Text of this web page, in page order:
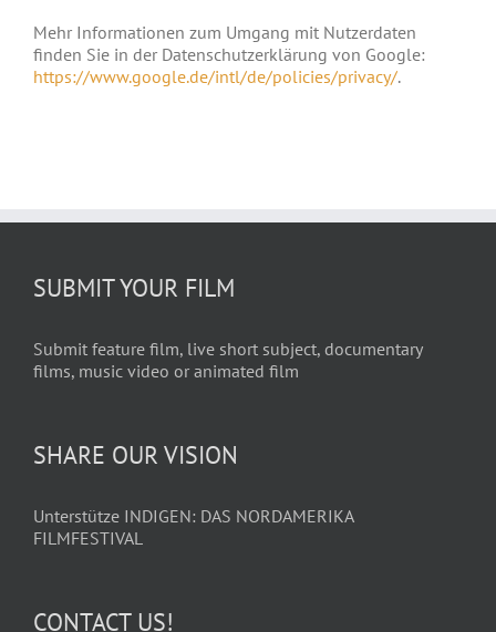
Mehr Informationen zum Umgang mit Nutzerdaten
finden Sie in der Datenschutzerklärung von Google:
https://www.google.de/intl/de/policies/privacy/.
SUBMIT YOUR FILM
Submit feature film, live short subject, documentary
films, music video or animated film
SHARE OUR VISION
Unterstütze INDIGEN: DAS NORDAMERIKA
FILMFESTIVAL
CONTACT US!